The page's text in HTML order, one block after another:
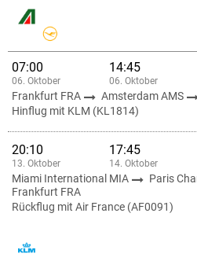
07:00
06. Oktober
14:45
06. Oktober
Frankfurt FRA Amsterdam AMS
Hinflug mit KLM (KL1814)
20:10
13. Oktober
17:45
14. Oktober
Miami International MIA
Paris
Frankfurt FRA
Rückflug mit Air France (AF0091)